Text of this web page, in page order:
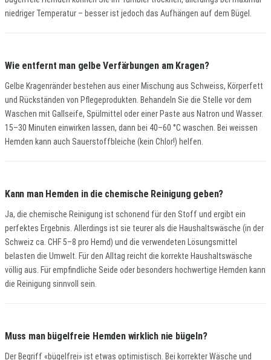
niedriger Temperatur – besser ist jedoch das Aufhängen auf dem Bügel.
Wie entfernt man gelbe Verfärbungen am Kragen?
Gelbe Kragenränder bestehen aus einer Mischung aus Schweiss, Körperfett
und Rückständen von Pflegeprodukten. Behandeln Sie die Stelle vor dem
Waschen mit Gallseife, Spülmittel oder einer Paste aus Natron und Wasser.
15–30 Minuten einwirken lassen, dann bei 40–60 °C waschen. Bei weissen
Hemden kann auch Sauerstoffbleiche (kein Chlor!) helfen.
Kann man Hemden in die chemische Reinigung geben?
Ja, die chemische Reinigung ist schonend für den Stoff und ergibt ein
perfektes Ergebnis. Allerdings ist sie teurer als die Haushaltswäsche (in der
Schweiz ca. CHF 5–8 pro Hemd) und die verwendeten Lösungsmittel
belasten die Umwelt. Für den Alltag reicht die korrekte Haushaltswäsche
völlig aus. Für empfindliche Seide oder besonders hochwertige Hemden kann
die Reinigung sinnvoll sein.
Muss man bügelfreie Hemden wirklich nie bügeln?
Der Begriff «bügelfrei» ist etwas optimistisch. Bei korrekter Wäsche und